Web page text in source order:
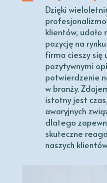
Dzięki
klientów, udało
pozycję na
firma cieszy się
pozytywnymi
potwierdzenie
w branży.
istotny jest
awaryjnych
dlatego
skuteczne
naszych